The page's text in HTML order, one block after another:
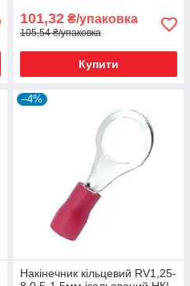
101,32 ₴/упаковка
105,54 ₴/упаковка
Купити
–4%
Накінечник кільцевий RV1,25-